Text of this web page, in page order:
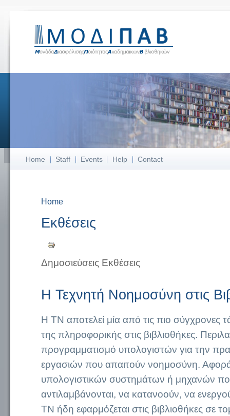
Home Staff Events Help Contact
Home
Εκθέσεις
Δημοσιεύσεις Εκθέσεις
Η Τεχνητή Νοημοσύνη στις
Η ΤΝ αποτελεί μία από τις πιο σύγχρονες
της πληροφορικής στις βιβλιοθήκες.
προγραμματισμό υπολογιστών για την
εργασιών που απαιτούν νοημοσύνη.
υπολογιστικών συστημάτων ή μηχανών
αντιλαμβάνονται, να κατανοούν, να
ΤΝ ήδη εφαρμόζεται στις βιβλιοθήκες σε